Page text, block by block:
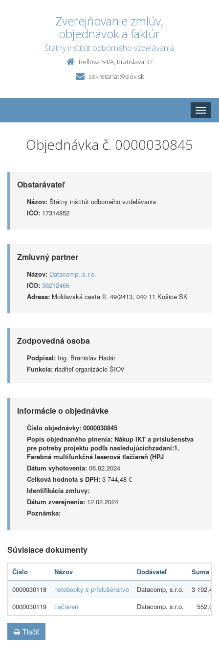
Zverejňovanie zmlúv,
objednávok a faktúr
Štátny inštitút odborného vzdelávania
Bellova 54/A, Bratislava 37
sekretariat@siov.sk
Toggle
Objednávka č. 0000030845
Obstarávateľ
Názov: Štátny inštitút odborného vzdelávania
IČO: 17314852
Zmluvný partner
Názov: Datacomp, s.r.o.
IČO: 36212466
Adresa: Moldavská cesta II. 49/2413, 040 11 Košice SK
Zodpovedná osoba
Podpísal: Ing. Branislav Hadár
Funkcia: riaditeľ organizácie ŠIOV
Informácie o objednávke
Číslo objednávky: 0000030845
Popis objednaného plnenia: Nákup IKT a príslušenstva
pre potreby projektu podľa nasledujúcichzadaní:1.
Farebná multifunkčná laserová tlačiareň (HPJ
Dátum vyhotovenia: 06.02.2024
Celková hodnota s DPH: 3 744,48 €
Identifikácia zmluvy:
Dátum zverejnenia: 12.02.2024
Poznámka:
Súvisiace dokumenty
Číslo Názov Dodávateľ
Suma
0000030118
notebooky s príslušenstvo Datacomp, s.r.o.
3 192,48
0000030119
tlačiareň Datacomp, s.r.o. 552,00
Tlačiť